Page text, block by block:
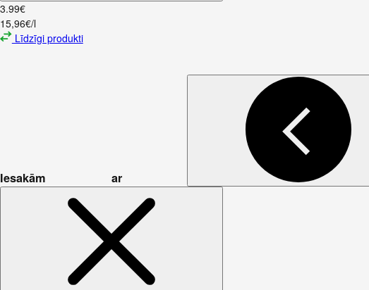
3.99€
15,96€/l
Līdzīgi produkti
Iesakām ar